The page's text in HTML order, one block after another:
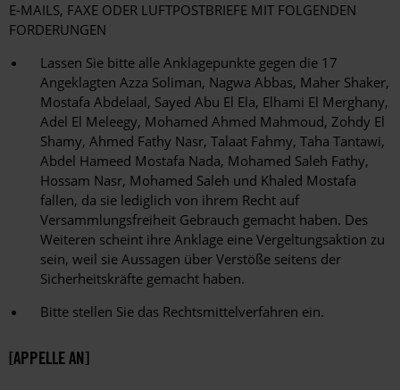
E-MAILS, FAXE ODER LUFTPOSTBRIEFE MIT FOLGENDEN
FORDERUNGEN
Lassen Sie bitte alle Anklagepunkte gegen die 17
Angeklagten Azza Soliman, Nagwa Abbas, Maher Shaker,
Mostafa Abdelaal, Sayed Abu El Ela, Elhami El Merghany,
Adel El Meleegy, Mohamed Ahmed Mahmoud, Zohdy El
Shamy, Ahmed Fathy Nasr, Talaat Fahmy, Taha Tantawi,
Abdel Hameed Mostafa Nada, Mohamed Saleh Fathy,
Hossam Nasr, Mohamed Saleh und Khaled Mostafa
fallen, da sie lediglich von ihrem Recht auf
Versammlungsfreiheit Gebrauch gemacht haben. Des
Weiteren scheint ihre Anklage eine Vergeltungsaktion zu
sein, weil sie Aussagen über Verstöße seitens der
Sicherheitskräfte gemacht haben.
Bitte stellen Sie das Rechtsmittelverfahren ein.
[APPELLE AN]